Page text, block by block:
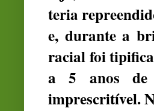
teria
e, durante a
racial foi
a 5 anos de
imprescritível.